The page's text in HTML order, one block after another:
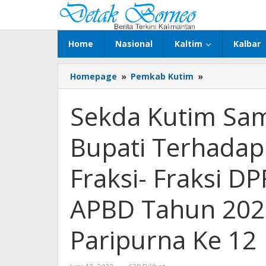
konten
Home Nasional Kaltim Kalbar
Homepage » Pemkab Kutim »
Kutim
Tanggapan
Bupati
Terhadap
Pandangan
Fraksi-
Fraksi
DPRD
Terkait
APBD
Tahun
Sekda Kutim
Bupati
Fraksi- Fraksi
APBD Tahun
Paripurna Ke 12